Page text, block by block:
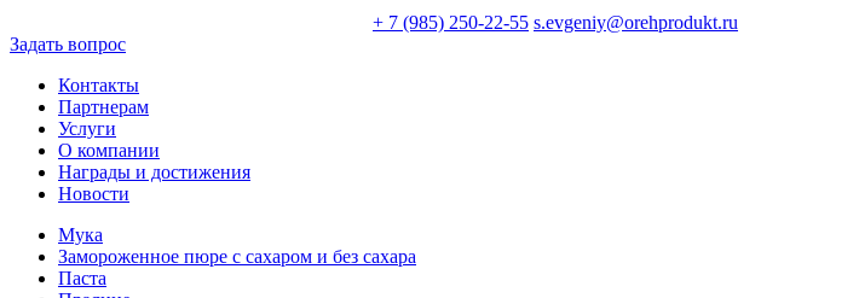
+ 7 (985) 250-22-55 s.evgeniy@orehprodukt.ru
Задать вопрос
Контакты
Партнерам
Услуги
О компании
Награды и достижения
Новости
Мука
Замороженное пюре с сахаром и без сахара
Паста